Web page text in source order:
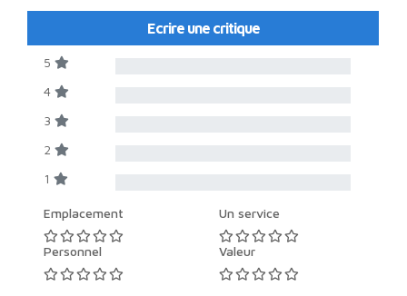
Ecrire une critique
5
4
3
2
1
Emplacement Un service
Personnel Valeur